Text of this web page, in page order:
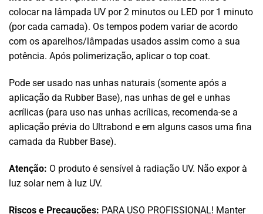
colocar na lâmpada UV por 2 minutos ou LED por 1 minuto
(por cada camada). Os tempos podem variar de acordo
com os aparelhos/lâmpadas usados assim como a sua
potência. Após polimerização, aplicar o top coat.
Pode ser usado nas unhas naturais (somente após a
aplicação da Rubber Base), nas unhas de gel e unhas
acrílicas (para uso nas unhas acrílicas, recomenda-se a
aplicação prévia do Ultrabond e em alguns casos uma fina
camada da Rubber Base).
Atenção: O produto é sensível à radiação UV. Não expor à
luz solar nem à luz UV.
Riscos e Precauções: PARA USO PROFISSIONAL! Manter